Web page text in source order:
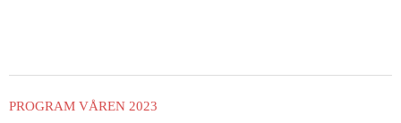
PROGRAM VÅREN 2023